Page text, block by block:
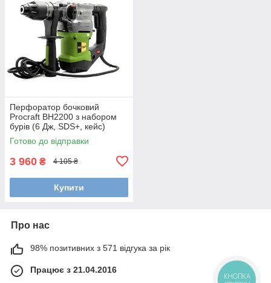
Перфоратор бочковий
Procraft BH2200 з набором
бурів (6 Дж, SDS+, кейс)
Готово до відправки
3 960 ₴ 4 105 ₴
Купити
Про нас
98% позитивних з 571 відгука за рік
Працює з 21.04.2016
КНОПКА